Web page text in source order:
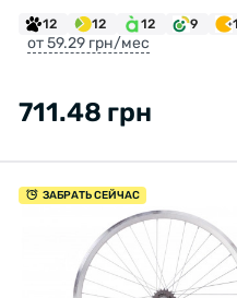
12 12 12 9
от 59.29 грн/мес
711.48 грн
ЗАБРАТЬ СЕЙЧАС